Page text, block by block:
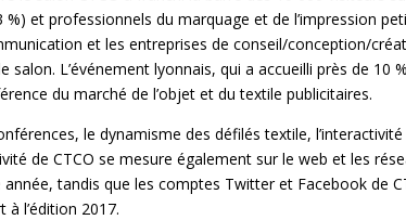
et professionnels du marquage et de l’impression
et les entreprises de conseil/conception/
L’événement lyonnais, qui a accueilli près de 10
du marché de l’objet et du textile publicitaires.
le dynamisme des défilés textile,
de CTCO se mesure également sur le web et les
tandis que les comptes Twitter et Facebook de
l’édition 2017.